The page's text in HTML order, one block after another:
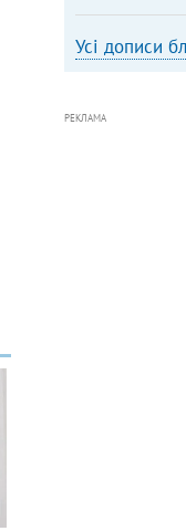
Усі дописи
РЕКЛАМА